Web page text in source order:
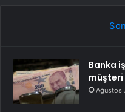
Banka
Ağustos